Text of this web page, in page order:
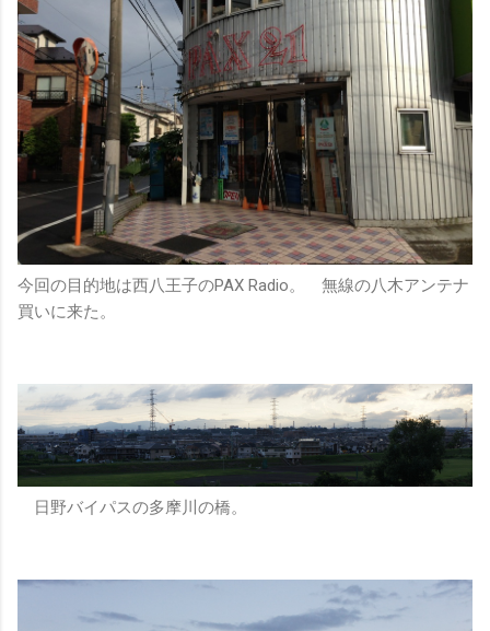
今回の目的地は西八王子のPAX Radio。 無線の八木アンテナ
買いに来た。
日野バイパスの多摩川の橋。